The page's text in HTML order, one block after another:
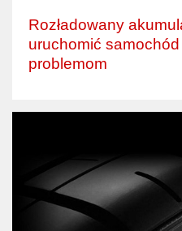
Rozładowany
uruchomić
problemom